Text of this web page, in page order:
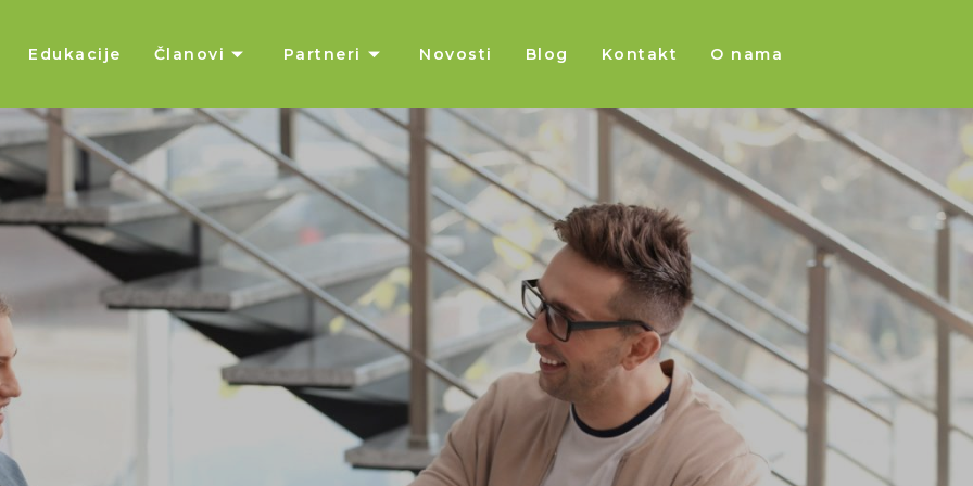
Edukacije Članovi Partneri Novosti Blog Kontakt O nama